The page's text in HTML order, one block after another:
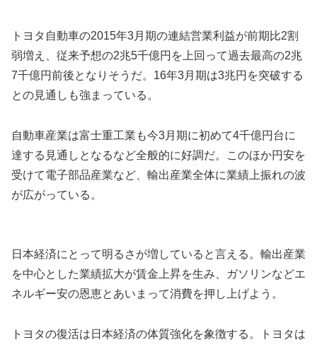
トヨタ自動車の2015年3月期の連結営業利益が前期比2割
弱増え、従来予想の2兆5千億円を上回って過去最高の2兆
7千億円前後となりそうだ。16年3月期は3兆円を突破する
との見通しも強まっている。
自動車産業は富士重工業も今3月期に初めて4千億円台に
達する見通しとなるなど全般的に好調だ。このほか円安を
受けて電子部品産業など、輸出産業全体に業績上振れの波
が広がっている。
日本経済にとって明るさが増していると言える。輸出産業
を中心とした業績拡大が賃金上昇を生み、ガソリンなどエ
ネルギー安の恩恵とあいまって消費を押し上げよう。
トヨタの復活は日本経済の体質強化を象徴する。トヨタは